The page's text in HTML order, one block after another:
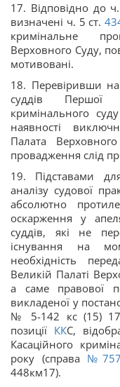
17. Відповідно до
визначені ч. 5 ст.
кримінальне
Верховного Суду,
мотивовані.
18. Перевіривши
суддів Першої
кримінального
наявності
Палата
провадження слід
19. Підставами
аналізу судової
абсолютно
оскарження у
суддів, які не
існування на
необхідність
Великій Палаті
а саме правової
викладеної у
№ 5-142 кс (15)
позиції ККС,
Касаційного
року (справа
448км17).